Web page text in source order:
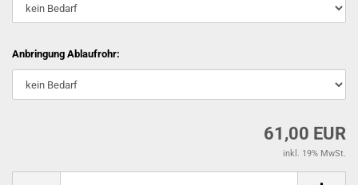
Anbringung Ablaufrohr:
61,00 EUR
inkl. 19% MwSt.